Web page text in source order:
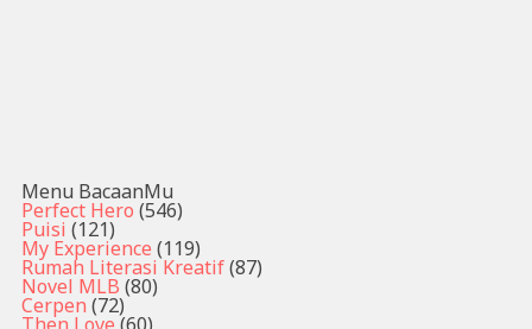
Menu BacaanMu
Perfect Hero (546)
Puisi (121)
My Experience (119)
Rumah Literasi Kreatif(87)
Novel MLB (80)
Cerpen (72)